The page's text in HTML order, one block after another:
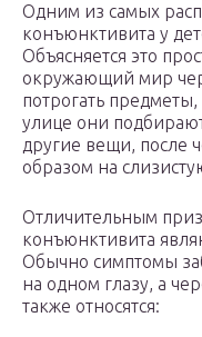
Одним из самых
конъюнктивита у
Объясняется это
окружающий мир
потрогать
улице они
другие вещи, после
образом на
Отличительным
конъюнктивита
Обычно симптомы
на одном глазу, а
также относятся: